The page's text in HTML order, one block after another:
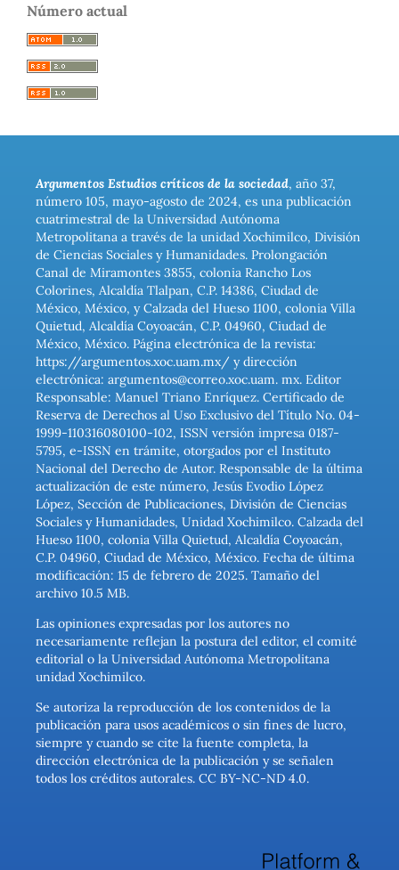
Número actual
Argumentos Estudios críticos de la sociedad, año 37,
número 105, mayo-agosto de 2024, es una publicación
cuatrimestral de la Universidad Autónoma
Metropolitana a través de la unidad Xochimilco, División
de Ciencias Sociales y Humanidades. Prolongación
Canal de Miramontes 3855, colonia Rancho Los
Colorines, Alcaldía Tlalpan, C.P. 14386, Ciudad de
México, México, y Calzada del Hueso 1100, colonia Villa
Quietud, Alcaldía Coyoacán, C.P. 04960, Ciudad de
México, México. Página electrónica de la revista:
https://argumentos.xoc.uam.mx/ y dirección
electrónica: argumentos@correo.xoc.uam. mx. Editor
Responsable: Manuel Triano Enríquez. Certificado de
Reserva de Derechos al Uso Exclusivo del Título No. 04-
1999-110316080100-102, ISSN versión impresa 0187-
5795, e-ISSN en trámite, otorgados por el Instituto
Nacional del Derecho de Autor. Responsable de la última
actualización de este número, Jesús Evodio López
López, Sección de Publicaciones, División de Ciencias
Sociales y Humanidades, Unidad Xochimilco. Calzada del
Hueso 1100, colonia Villa Quietud, Alcaldía Coyoacán,
C.P. 04960, Ciudad de México, México. Fecha de última
modificación: 15 de febrero de 2025. Tamaño del
archivo 10.5 MB.
Las opiniones expresadas por los autores no
necesariamente reflejan la postura del editor, el comité
editorial o la Universidad Autónoma Metropolitana
unidad Xochimilco.
Se autoriza la reproducción de los contenidos de la
publicación para usos académicos o sin fines de lucro,
siempre y cuando se cite la fuente completa, la
dirección electrónica de la publicación y se señalen
todos los créditos autorales. CC BY-NC-ND 4.0.